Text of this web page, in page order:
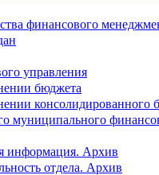
финансового
управления
бюджета
консолидированного
муниципального
информация. Архив
отдела. Архив